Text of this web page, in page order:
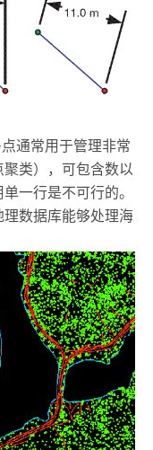
通常用于管理非常
类），可包含数以
一行是不可行的。
数据库能够处理海